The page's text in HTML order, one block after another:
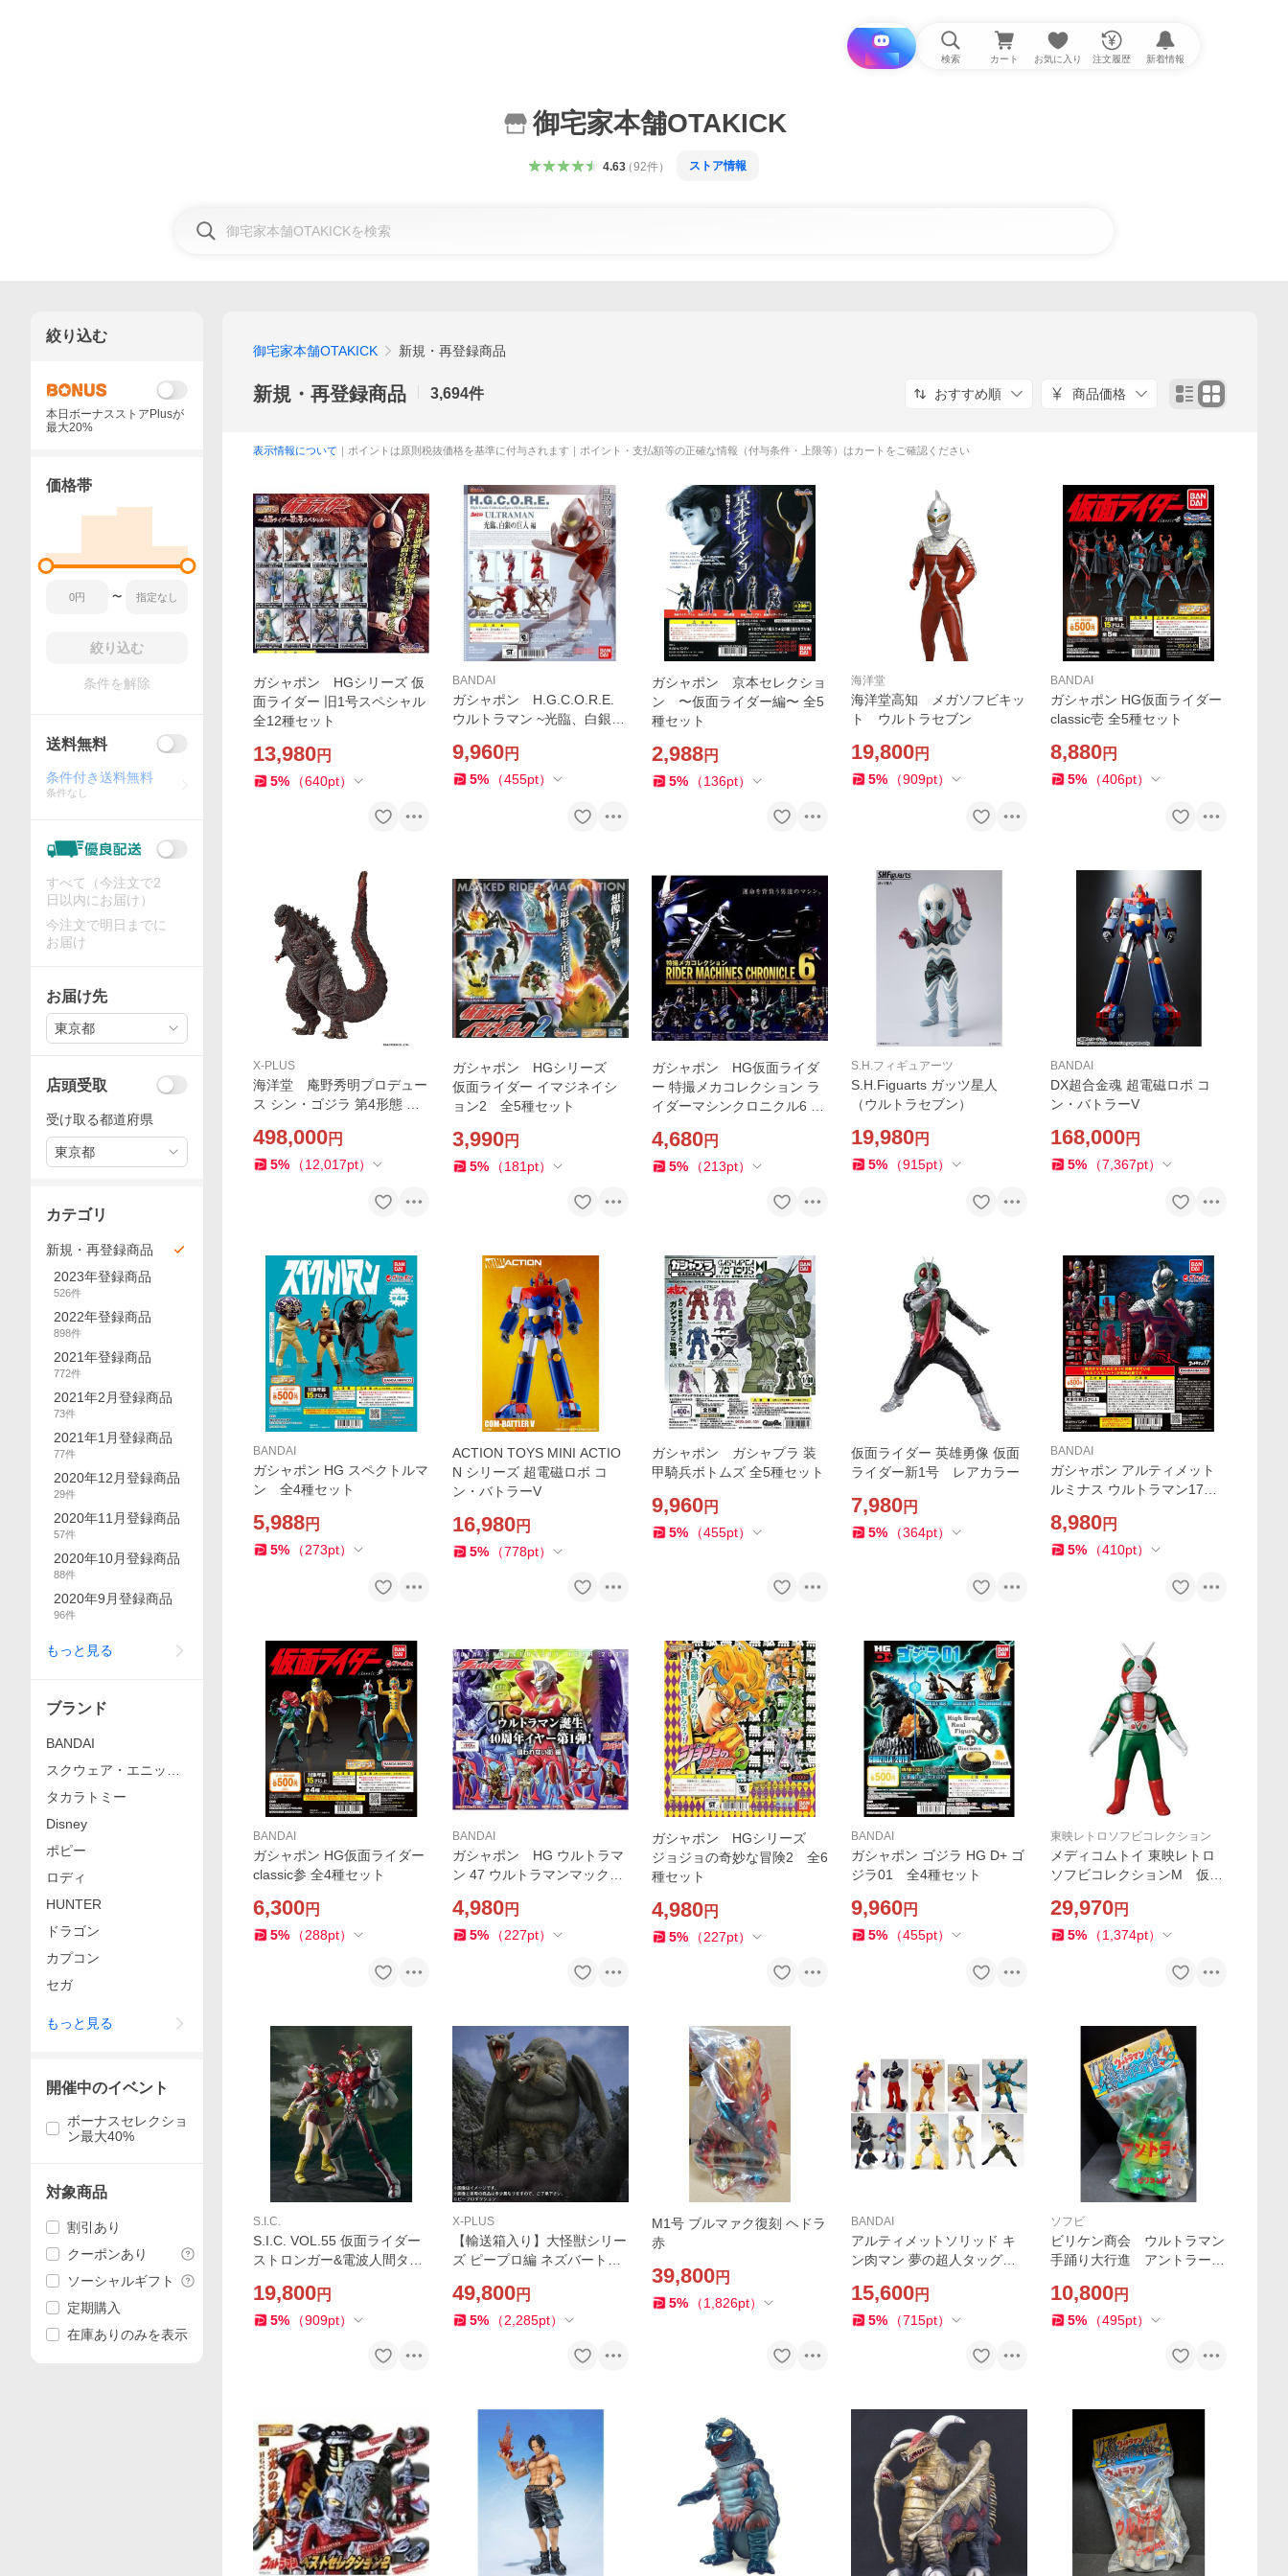
i と探す 検索 カート お気に入り 注文履歴 新着情報
御宅家本舗OTAKICK
4.63（92件） ストア情報
御宅家本舗OTAKICK 新規・再登録商品
新規・再登録商品 3,694件 おすすめ順 商品価格
表示情報について ｜ポイントは原則税抜価格を基準に付与されます｜ポイント・支払額等の正確な情報（付与条件・上限等）はカートをご確認ください
ガシャポン HGシリーズ 仮
面ライダー 旧1号スペシャル
全12種セット
13,980円
5% （640pt）
BANDAI
ガシャポン H.G.C.O.R.E.
ウルトラマン ~光臨、白銀の
9,960円
5% （455pt）
ガシャポン 京本セレクショ
ン 〜仮面ライダー編〜 全5
種セット
2,988円
5% （136pt）
海洋堂
海洋堂高知 メガソフビキッ
ト ウルトラセブン
19,800円
5% （909pt）
BANDAI
ガシャポン HG仮面ライダー
classic壱 全5種セット
8,880円
5% （406pt）
X-PLUS
海洋堂 庵野秀明プロデュー
ス シン・ゴジラ 第4形態 雛
498,000円
5% （12,017pt）
ガシャポン HGシリーズ
仮面ライダー イマジネイシ
ョン2 全5種セット
3,990円
5% （181 pt）
ガシャポン HG仮面ライダ
ー 特撮メカコレクション ラ
イダーマシンクロニクル6 全
4,680円
5% （213pt）
S.H.フィギュアーツ
S.H.Figuarts ガッツ星人
（ウルトラセブン）
19,980円
5% （915pt）
BANDAI
DX超合金魂 超電磁ロボ コ
ン・バトラーV
168,000円
5% （7,367pt）
BANDAI
ガシャポン HG スペクトルマ
ン 全4種セット
5,988円
5% （273pt）
ACTION TOYS MINI ACTIO
N シリーズ 超電磁ロボ コ
ン・バトラーV
16,980円
5% （778pt）
ガシャポン ガシャプラ 装
甲騎兵ボトムズ 全5種セット
9,960円
5% （455pt）
仮面ライダー 英雄勇像 仮面
ライダー新1号 レアカラー
7,980円
5% （364pt）
BANDAI
ガシャポン アルティメット
ルミナス ウルトラマン17
8,980円
5% （410pt）
BANDAI
ガシャポン HG仮面ライダー
classic参 全4種セット
6,300円
5% （288pt）
BANDAI
ガシャポン HG ウルトラマ
ン 47 ウルトラマンマックス
4,980円
5% （227pt）
ガシャポン HGシリーズ
ジョジョの奇妙な冒険2 全6
種セット
4,980円
5% （227pt）
BANDAI
ガシャポン ゴジラ HG D+ ゴ
ジラ01 全4種セット
9,960円
5% （455pt）
東映レトロソフビコレクション
メディコムトイ 東映レトロ
ソフビコレクションM 仮面
（ワンフェス開催記念モデ
ル）
29,970円
5% （1,374pt）
S.I.C.
S.I.C. VOL.55 仮面ライダー
ストロンガー&電波人間タッ
19,800円
5% （909pt）
X-PLUS
【輸送箱入り】大怪獣シリー
ズ ピープロ編 ネズバート
49,800円
5% （2,285pt）
M1号 ブルマァク復刻 ヘドラ
赤
39,800円
5% （1,826pt）
BANDAI
アルティメットソリッド キ
ン肉マン 夢の超人タッグ編 1
セット
15,600円
5% （715pt）
ソフビ
ビリケン商会 ウルトラマン
手踊り大行進 アントラー
10,800円
5% （495pt）
絞り込む
本日ボーナスストアPlusが
最大20%
価格帯
〜
絞り込む
条件を解除
送料無料
条件付き送料無料
条件なし
すべて（今注文で2
日以内にお届け）
今注文で明日までに
お届け
お届け先
東京都
店頭受取
受け取る都道府県
東京都
カテゴリ
新規・再登録商品
2023年登録商品
526件
2022年登録商品
898件
2021年登録商品
772件
2021年2月登録商品
73件
2021年1月登録商品
77件
2020年12月登録商品
29件
2020年11月登録商品
57件
2020年10月登録商品
88件
2020年9月登録商品
96件
もっと見る
ブランド
BANDAI
スクウェア・エニック
ス
タカラトミー
Disney
ポピー
ロディ
HUNTER
ドラゴン
カプコン
セガ
もっと見る
開催中のイベント
ボーナスセレクショ
ン最大40%
対象商品
割引あり
クーポンあり
ソーシャルギフト
定期購入
在庫ありのみを表示